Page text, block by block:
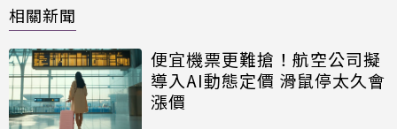
相關新聞
便宜機票更難搶！航空公司擬
導入AI動態定價 滑鼠停太久會
漲價